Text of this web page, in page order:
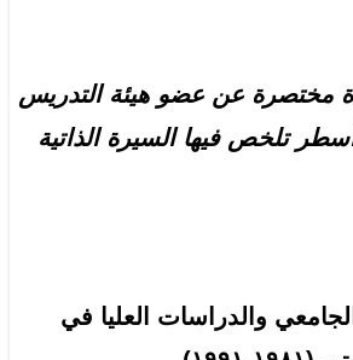
مختصرة عن عضو هيئة التدريس
الأقل 3 أسطر تلخص فيها السيرة الذاتية
والدراسات العليا في